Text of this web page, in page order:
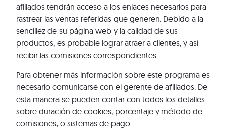
afiliados tendrán acceso a los enlaces necesarios para
rastrear las ventas referidas que generen. Debido a la
sencillez de su página web y la calidad de sus
productos, es probable lograr atraer a clientes, y así
recibir las comisiones correspondientes.
Para obtener más información sobre este programa es
necesario comunicarse con el gerente de afiliados. De
esta manera se pueden contar con todos los detalles
sobre duración de cookies, porcentaje y método de
comisiones, o sistemas de pago.